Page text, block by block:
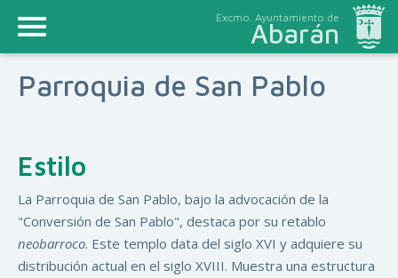
Excmo. Ayuntamiento de
Abarán
Parroquia de San Pablo
Estilo
La Parroquia de San Pablo, bajo la advocación de la
"Conversión de San Pablo", destaca por su retablo
neobarroco. Este templo data del siglo XVI y adquiere su
distribución actual en el siglo XVIII. Muestra una estructura